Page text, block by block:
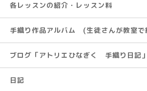
各レッスンの紹介・レッスン料
手織り作品アルバム (生徒さんが教室で
ブログ「アトリエひなぎく 手織り日記」
日記